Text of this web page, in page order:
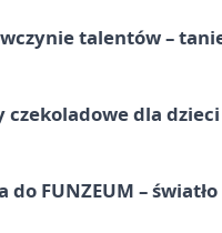
talentów –
czekoladowe dla dzieci
do FUNZEUM –